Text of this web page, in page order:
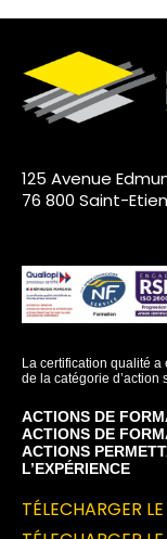
125 Avenue
76 800 Saint-
La certification qualité a
de la catégorie d’action
ACTIONS DE
ACTIONS DE
ACTIONS
L’EXPÉRIENCE
TÉLECHARGER